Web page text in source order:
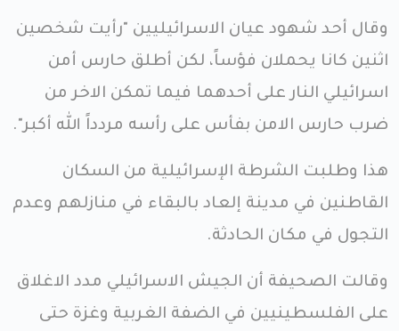
وقال أحد شهود عيان الاسرائيليين "رأيت شخصين
اثنين كانا يحملان فؤساً، لكن أطلق حارس أمن
اسرائيلي النار على أحدهما فيما تمكن الاخر من
ضرب حارس الامن بفأس على رأسه مردداً الله أكبر".
هذا وطلبت الشرطة الإسرائيلية من السكان
القاطنين في مدينة إلعاد بالبقاء في منازلهم وعدم
التجول في مكان الحادثة.
وقالت الصحيفة أن الجيش الاسرائيلي مدد الاغلاق
على الفلسطينيين في الضفة الغربية وغزة حتى